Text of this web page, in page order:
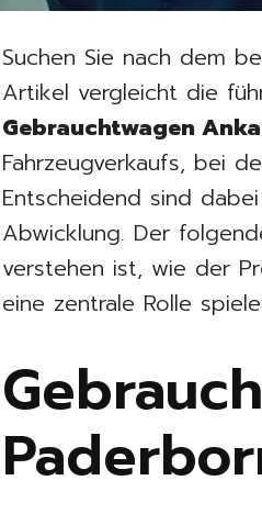
Suchen Sie nach dem
Artikel vergleicht die
Gebrauchtwagen
Fahrzeugverkaufs, bei
Entscheidend sind
Abwicklung. Der
verstehen ist, wie der
eine zentrale Rolle